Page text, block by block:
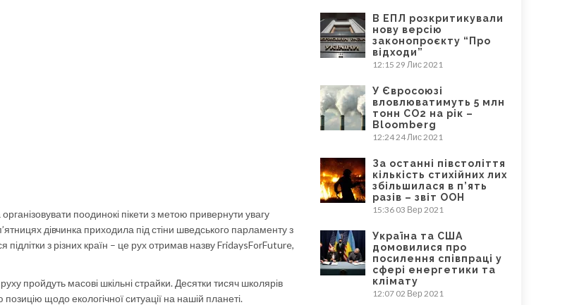
поодинокі пікети з метою привернути увагу
дівчинка приходила під стіни шведського парламенту з
з різних країн – це рух отримав назву FridaysForFuture,
пройдуть масові шкільні страйки. Десятки тисяч школярів
щодо екологічної ситуації на нашій планеті.
В ЕПЛ розкритикували
нову версію
законопроєкту “Про
відходи”
12:15 29 Лис 2021
У Євросоюзі
вловлюватимуть 5 млн
тонн CO2 на рік –
Bloomberg
12:2424 Лис 2021
За останні півстоліття
кількість стихійних лих
збільшилася в п’ять
разів – звіт ООН
15:36 03 Вер 2021
Україна та США
домовилися про
посилення співпраці у
сфері енергетики та
клімату
12:07 02 Вер 2021